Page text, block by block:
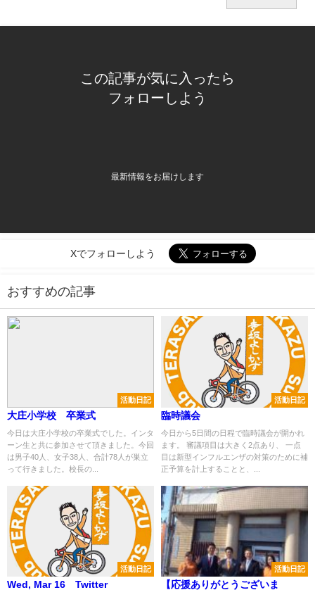
この記事が気に入ったら
フォローしよう
最新情報をお届けします
Xでフォローしよう
おすすめの記事
活動日記
大庄小学校 卒業式
今日は大庄小学校の卒業式でした。インタ
ーン生と共に参加させて頂きました。今回
は男子40人、女子38人、合計78人が巣立
って行きました。校長の...
活動日記
臨時議会
今日から5日間の日程で臨時議会が開かれ
ます。 審議項目は大きく2点あり、 一点
目は新型インフルエンザの対策のために補
正予算を計上することと、...
活動日記
Wed, Mar 16 Twitter
活動日記
【応援ありがとうございま